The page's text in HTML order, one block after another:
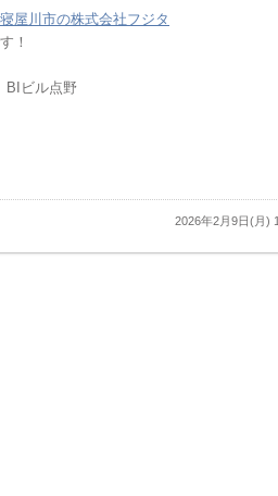
屋川市の株式会社フジタ
！
BIビル点野
2026年2月9日(月)